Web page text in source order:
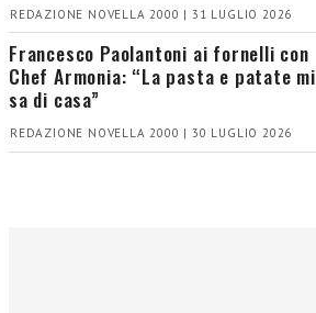
REDAZIONE NOVELLA 2000 | 31 LUGLIO 2026
Francesco Paolantoni ai fornelli con
Chef Armonia: “La pasta e patate mi
sa di casa”
REDAZIONE NOVELLA 2000 | 30 LUGLIO 2026